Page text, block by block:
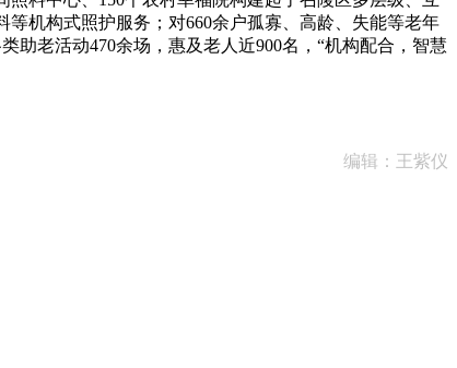
机构式照护服务；对660余户孤寡、高龄、失能等老年
助老活动470余场，惠及老人近900名，“机构配合，智慧
编辑：王紫仪